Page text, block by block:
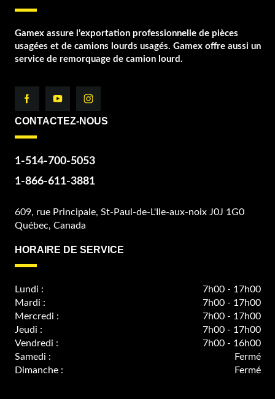
Gamex assure l’exportation professionnelle de pièces
usagées et de camions lourds usagés. Gamex offre aussi un
service de remorquage de camion lourd.
CONTACTEZ-NOUS
1-514-700-5053
1-866-611-3881
609, rue Principale, St-Paul-de-L'Ile-aux-noix J0J 1G0
Québec, Canada
HORAIRE DE SERVICE
Lundi :
7h00 - 17h00
Mardi :
7h00 - 17h00
Mercredi :
7h00 - 17h00
Jeudi :
7h00 - 17h00
Vendredi :
7h00 - 16h00
Samedi :
Fermé
Dimanche :
Fermé